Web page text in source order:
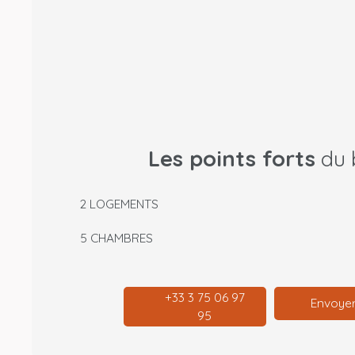
Les points forts du
2 LOGEMENTS
5 CHAMBRES
+33 3 75 06 97
95